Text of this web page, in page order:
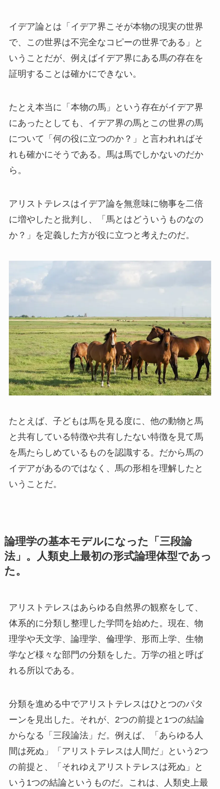
イデア論とは「イデア界こそが本物の現実の世界
で、この世界は不完全なコピーの世界である」と
いうことだが、例えばイデア界にある馬の存在を
証明することは確かにできない。
たとえ本当に「本物の馬」という存在がイデア界
にあったとしても、イデア界の馬とこの世界の馬
について「何の役に立つのか？」と言われればそ
れも確かにそうである。馬は馬でしかないのだか
ら。
アリストテレスはイデア論を無意味に物事を二倍
に増やしたと批判し、「馬とはどういうものなの
か？」を定義した方が役に立つと考えたのだ。
たとえば、子どもは馬を見る度に、他の動物と馬
と共有している特徴や共有したない特徴を見て馬
を馬たらしめているものを認識する。だから馬の
イデアがあるのではなく、馬の形相を理解したと
いうことだ。
論理学の基本モデルになった「三段論
法」。人類史上最初の形式論理体型であっ
た。
アリストテレスはあらゆる自然界の観察をして、
体系的に分類し整理した学問を始めた。現在、物
理学や天文学、論理学、倫理学、形而上学、生物
学など様々な部門の分類をした。万学の祖と呼ば
れる所以である。
分類を進める中でアリストテレスはひとつのパタ
ーンを見出した。それが、2つの前提と1つの結論
からなる「三段論法」だ。例えば、「あらゆる人
間は死ぬ」「アリストテレスは人間だ」という2つ
の前提と、「それゆえアリストテレスは死ぬ」と
いう1つの結論というものだ。これは、人類史上最